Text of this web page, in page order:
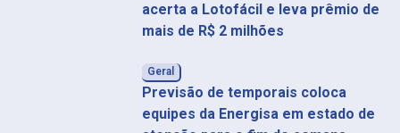
acerta a Lotofácil e leva prêmio de
mais de R$ 2 milhões
Geral
Previsão de temporais coloca
equipes da Energisa em estado de